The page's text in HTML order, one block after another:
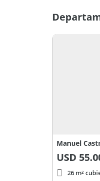
Manuel
USD
26 m²